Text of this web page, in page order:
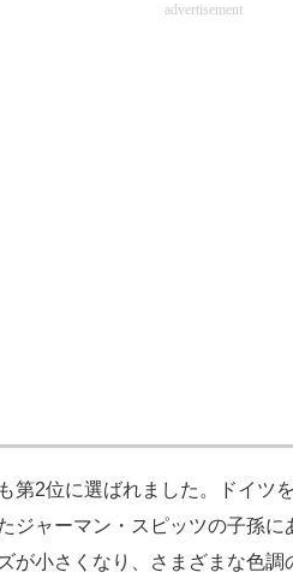
advertisement
2位に選ばれました。ドイツ
ジャーマン・スピッツの子孫
が小さくなり、さまざまな色調